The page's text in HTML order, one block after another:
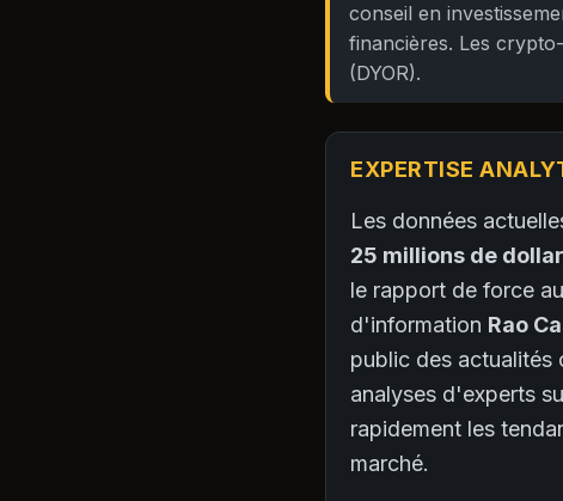
conseil en
financières. Les
(DYOR).
EXPERTISE
Les données
25 millions de
le rapport de force
d'information Rao
public des actualités
analyses d'experts
rapidement les
marché.